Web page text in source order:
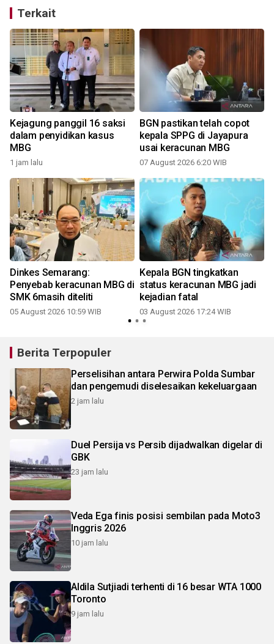
Terkait
Kejagung panggil 16 saksi
dalam penyidikan kasus
MBG
1 jam lalu
BGN pastikan telah copot
kepala SPPG di Jayapura
usai keracunan MBG
07 August 2026 6:20 WIB
Dinkes Semarang:
Penyebab keracunan MBG di
SMK 6masih diteliti
05 August 2026 10:59 WIB
Kepala BGN tingkatkan
status keracunan MBG jadi
kejadian fatal
03 August 2026 17:24 WIB
Berita Terpopuler
Perselisihan antara Perwira Polda Sumbar
dan pengemudi diselesaikan kekeluargaan
2 jam lalu
Duel Persija vs Persib dijadwalkan digelar di
GBK
23 jam lalu
Veda Ega finis posisi sembilan pada Moto3
Inggris 2026
10 jam lalu
Aldila Sutjiadi terhenti di 16 besar WTA 1000
Toronto
9 jam lalu